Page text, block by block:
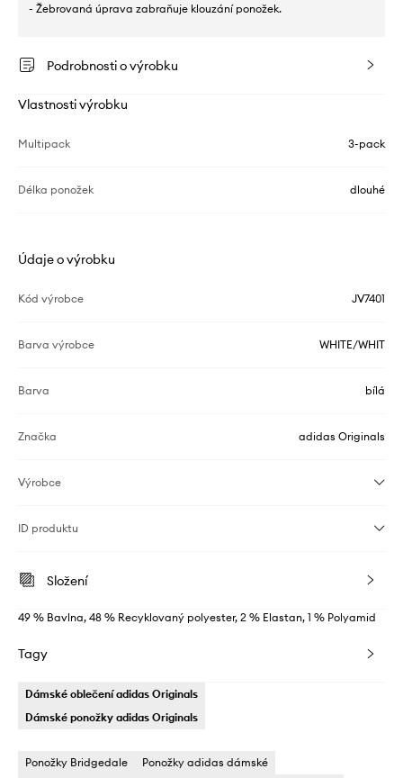
- Žebrovaná úprava zabraňuje klouzání ponožek.
Podrobnosti o výrobku
Vlastnosti výrobku
Multipack 3-pack
Délka ponožek dlouhé
Údaje o výrobku
Kód výrobce JV7401
Barva výrobce WHITE/WHIT
Barva bílá
Značka adidas Originals
Výrobce
ID produktu
Složení
49 % Bavlna, 48 % Recyklovaný polyester, 2 % Elastan, 1 % Polyamid
Tagy
Dámské oblečení adidas Originals
Dámské ponožky adidas Originals
Ponožky Bridgedale Ponožky adidas dámské